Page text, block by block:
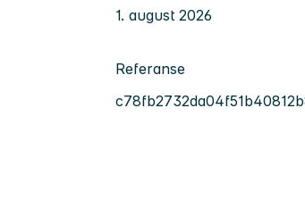
1. august 2026
Referanse